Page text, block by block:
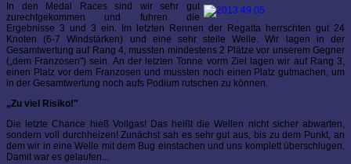
In den Medal Races sind wir sehr gut
zurechtgekommen und fuhren die
Ergebnisse 3 und 3 ein. Im letzten Rennen der Regatta herrschten gut 24
Knoten (6-7 Windstärken) und eine sehr steile Welle. Wir lagen in der
Gesamtwertung auf Rang 4, mussten mindestens 2 Plätze vor unserem Gegner
(„dem Franzosen") sein. An der letzten Tonne vorm Ziel lagen wir auf Rang 3,
einen Platz vor dem Franzosen und mussten noch einen Platz gutmachen, um
in der Gesamtwertung noch aufs Podium rutschen zu können.
„Zu viel Risiko!"
Die letzte Chance hieß Vollgas! Das heißt die Wellen nicht sicher abwarten,
sondern voll durchheizen! Zunächst sah es sehr gut aus, bis zu dem Punkt, an
dem wir in eine Welle mit dem Bug einstachen und uns komplett überschlugen.
Damit war es gelaufen...